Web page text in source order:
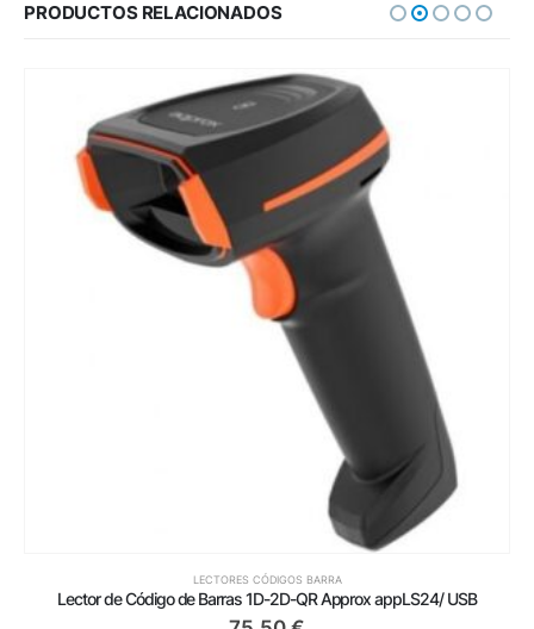
PRODUCTOS RELACIONADOS
LECTORES CÓDIGOS BARRA
Lector de Código de Barras 1D-2D-QR Approx appLS24/ USB